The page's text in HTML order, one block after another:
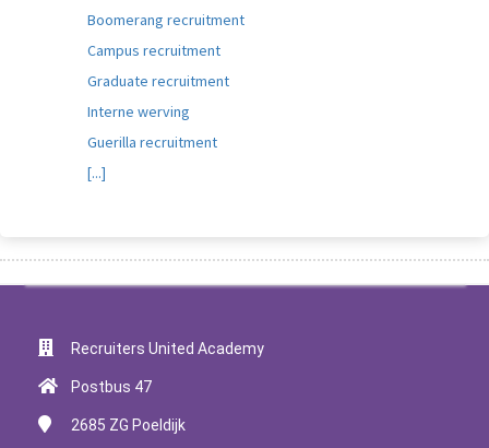
Boomerang recruitment
Campus recruitment
Graduate recruitment
Interne werving
Guerilla recruitment
[...]
Recruiters United Academy
Postbus 47
2685 ZG Poeldijk